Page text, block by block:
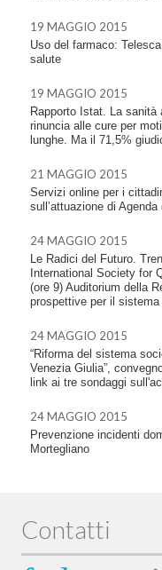
19 MAGGIO 2015
Uso del farmaco:
salute
19 MAGGIO 2015
Rapporto Istat. La
rinuncia alle cure per
lunghe. Ma il 71,5%
21 MAGGIO 2015
Servizi online per i
sull’attuazione di
24 MAGGIO 2015
Le Radici del Futuro.
International Society for
(ore 9) Auditorium della
prospettive per il
24 MAGGIO 2015
“Riforma del sistema
Venezia Giulia”,
link ai tre sondaggi
24 MAGGIO 2015
Prevenzione incidenti
Mortegliano
Contatti